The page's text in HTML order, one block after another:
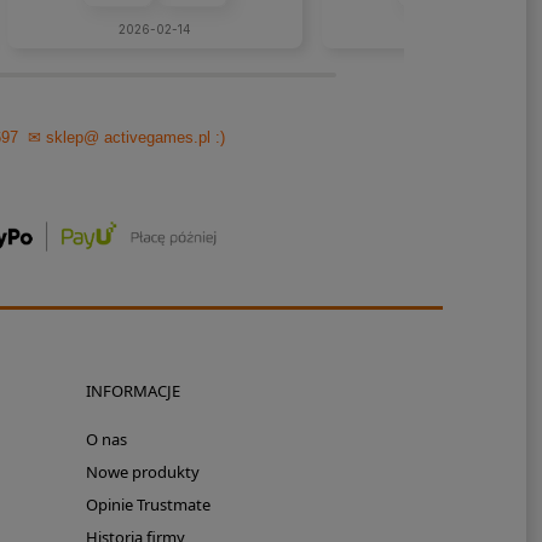
2026-02-14
✉ sklep@ activegames.pl :)
INFORMACJE
O nas
Nowe produkty
Opinie Trustmate
Historia firmy